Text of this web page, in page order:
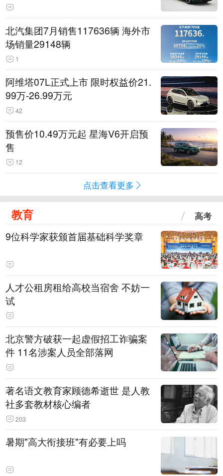
北汽集团7月销售117636辆 海外市
场销量29148辆
1
阿维塔07L正式上市 限时权益价21.
99万-26.99万元
42
预售价10.49万元起 星海V6开启预
售
12
点击查看更多
教育 高考
9位科学家获颁首届基础科学奖章
人才公租房租给高校当宿舍 不妨一
试
北京警方破获一起虚假招工诈骗案
件 11名涉案人员全部落网
著名语文教育家顾德希逝世 是人教
社多套教材核心编者
203
暑期"高大衔接班"有必要上吗